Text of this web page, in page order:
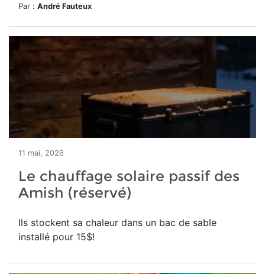
Par : André Fauteux
11 mai, 2026
Le chauffage solaire passif des
Amish (réservé)
Ils stockent sa chaleur dans un bac de sable
installé pour 15$!